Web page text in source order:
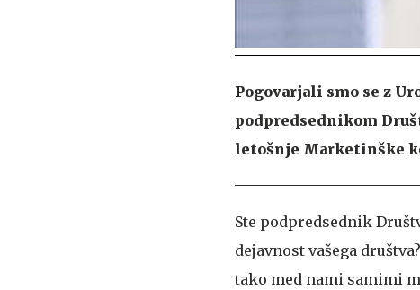
Pogovarjali smo se z
podpredsednikom
letošnje Marketinške
Ste podpredsednik
dejavnost vašega društva?
tako med nami samimi